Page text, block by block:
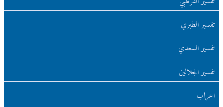
تفسير الطبري
تفسير السعدي
تفسير الجلالين
اعراب